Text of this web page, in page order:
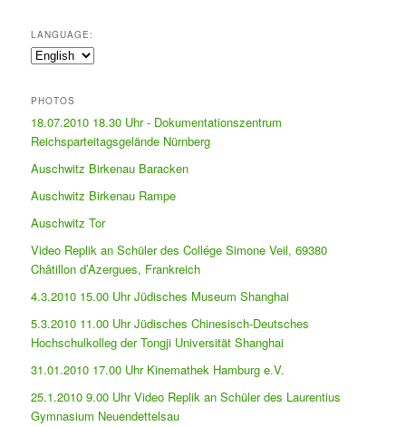
LANGUAGE:
PHOTOS
18.07.2010 18.30 Uhr - Dokumentationszentrum
Reichsparteitagsgelände Nürnberg
Auschwitz Birkenau Baracken
Auschwitz Birkenau Rampe
Auschwitz Tor
Video Replik an Schüler des Collége Simone Veil, 69380
Châtillon d’Azergues, Frankreich
4.3.2010 15.00 Uhr Jüdisches Museum Shanghai
5.3.2010 11.00 Uhr Jüdisches Chinesisch-Deutsches
Hochschulkolleg der Tongji Universität Shanghai
31.01.2010 17.00 Uhr Kinemathek Hamburg e.V.
25.1.2010 9.00 Uhr Video Replik an Schüler des Laurentius
Gymnasium Neuendettelsau